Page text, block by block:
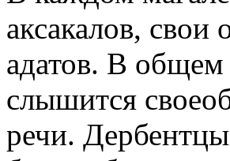
аксакалов,
адатов. В
слышится
речи.